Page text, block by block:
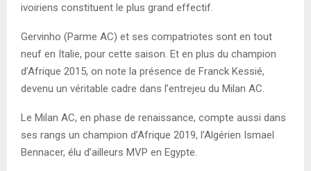
ivoiriens constituent le plus grand effectif.
Gervinho (Parme AC) et ses compatriotes sont en tout
neuf en Italie, pour cette saison. Et en plus du champion
d’Afrique 2015, on note la présence de Franck Kessié,
devenu un véritable cadre dans l’entrejeu du Milan AC.
Le Milan AC, en phase de renaissance, compte aussi dans
ses rangs un champion d’Afrique 2019, l’Algérien Ismael
Bennacer, élu d’ailleurs MVP en Egypte.